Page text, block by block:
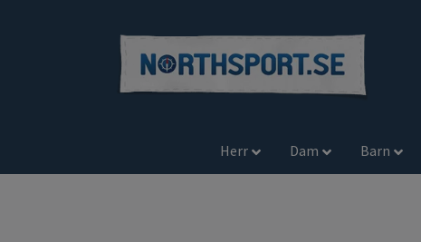
Herr Dam Barn